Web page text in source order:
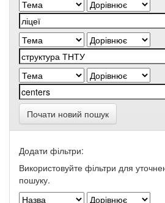
Почати новий пошук
Додати фільтри:
Використовуйте фільтри для
пошуку.